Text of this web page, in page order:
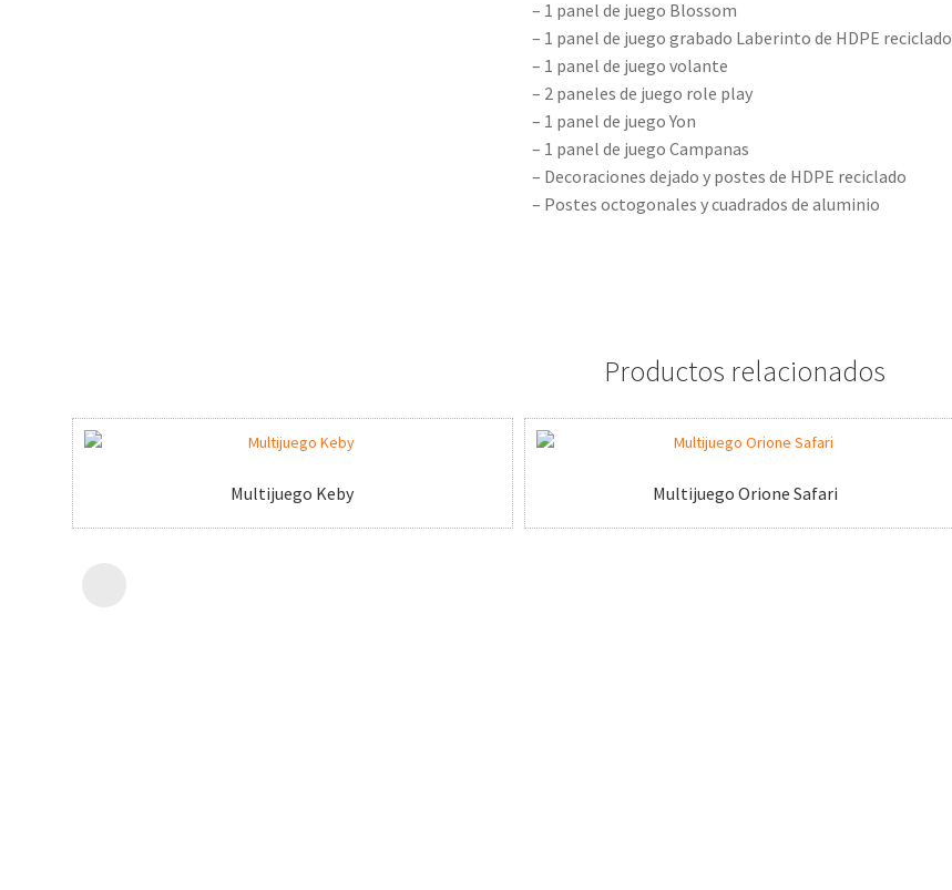
– 1 panel de juego Blossom
– 1 panel de juego grabado Laberinto de HDPE reciclado
– 1 panel de juego volante
– 2 paneles de juego role play
– 1 panel de juego Yon
– 1 panel de juego Campanas
– Decoraciones dejado y postes de HDPE reciclado
– Postes octogonales y cuadrados de aluminio
Productos relacionados
Multijuego Keby Multijuego Orione Safari